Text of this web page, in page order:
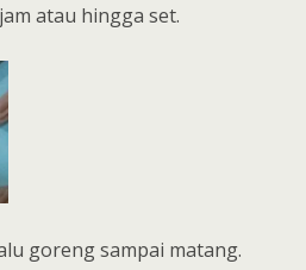
atau hingga set.
goreng sampai matang.